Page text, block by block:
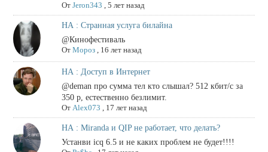
От Jeron343 , 5 лет назад
НА : Странная услуга билайна
@Кинофестиваль
От Мороз, 16 лет назад
НА : Доступ в Интернет
@deman про сумма тел кто слышал? 512 кбит/с за
350 р, естественно безлимит.
От Alex073 , 17 лет назад
НА : Miranda и QIP не работает, что делать?
Устанви icq 6.5 и не каких проблем не будет!!!!